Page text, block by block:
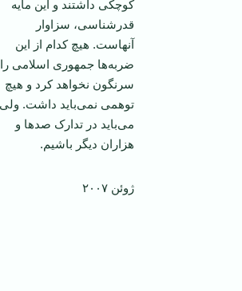
کوچکی داشتند و اين مايه
قدرشناسی، سزاوار
آنهاست. هيچ کدام از اين
ضربه‌ها جمهوری اسلامی را
سرنگون نخواهد کرد و هيچ
توهمی نمی‌بايد داشت. ولی
می‌بايد در تدارک صدها و
هزاران ديگر باشيم.
ژوئن‏‏ ۲۰۰۷